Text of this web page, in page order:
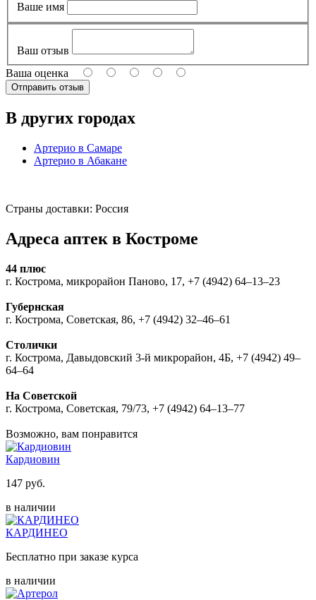
Ваше имя
Ваш отзыв
Ваша оценка
В других городах
Артерио в Самаре
Артерио в Абакане
Страны доставки: Россия
Адреса аптек в Костроме
44 плюс
г. Кострома, микрорайон Паново, 17, +7 (4942) 64‒13‒23
Губернская
г. Кострома, Советская, 86, +7 (4942) 32‒46‒61
Столички
г. Кострома, Давыдовский 3-й микрорайон, 4Б, +7 (4942) 49‒
64‒64
На Советской
г. Кострома, Советская, 79/73, +7 (4942) 64‒13‒77
Возможно, вам понравится
Кардиовин
147 руб.
в наличии
КАРДИНЕО
Бесплатно при заказе курса
в наличии